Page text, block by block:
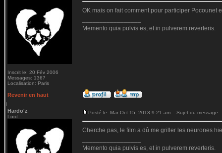
Inscrit le: 20 Fév 2006
Messages: 1367
Localisation: Paris
OK mais on fait comment pour participer Pocounet
Memento quia pulvis es, et in pulverem reverteris.
Revenir en haut
Hardo'z
Lord
Posté le: Mar Oct 15, 2013 9:21 am Sujet du message:
Cherche pas, le film a dû me griller les neurones
Memento quia pulvis es, et in pulverem reverteris.